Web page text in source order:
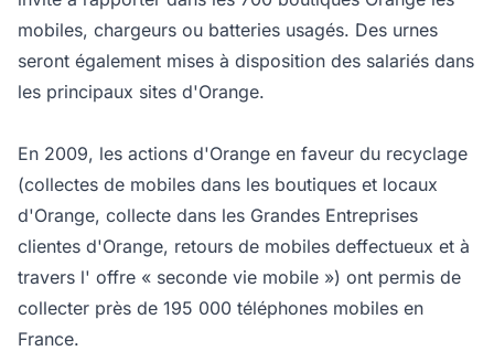
mobiles, chargeurs ou batteries usagés. Des urnes
seront également mises à disposition des salariés dans
les principaux sites d'Orange.
En 2009, les actions d'Orange en faveur du recyclage
(collectes de mobiles dans les boutiques et locaux
d'Orange, collecte dans les Grandes Entreprises
clientes d'Orange, retours de mobiles deffectueux et à
travers l' offre « seconde vie mobile ») ont permis de
collecter près de 195 000 téléphones mobiles en
France.